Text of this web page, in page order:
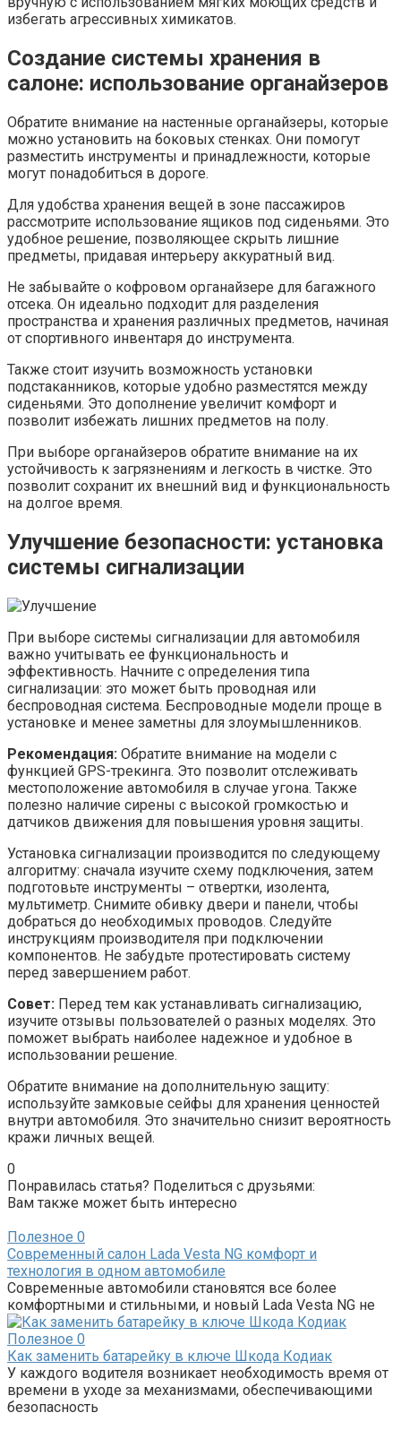
избегать агрессивных химикатов.
Создание системы хранения в
салоне: использование органайзеров
Обратите внимание на настенные органайзеры, которые
можно установить на боковых стенках. Они помогут
разместить инструменты и принадлежности, которые
могут понадобиться в дороге.
Для удобства хранения вещей в зоне пассажиров
рассмотрите использование ящиков под сиденьями. Это
удобное решение, позволяющее скрыть лишние
предметы, придавая интерьеру аккуратный вид.
Не забывайте о кофровом органайзере для багажного
отсека. Он идеально подходит для разделения
пространства и хранения различных предметов, начиная
от спортивного инвентаря до инструмента.
Также стоит изучить возможность установки
подстаканников, которые удобно разместятся между
сиденьями. Это дополнение увеличит комфорт и
позволит избежать лишних предметов на полу.
При выборе органайзеров обратите внимание на их
устойчивость к загрязнениям и легкость в чистке. Это
позволит сохранит их внешний вид и функциональность
на долгое время.
Улучшение безопасности: установка
системы сигнализации
При выборе системы сигнализации для автомобиля
важно учитывать ее функциональность и
эффективность. Начните с определения типа
сигнализации: это может быть проводная или
беспроводная система. Беспроводные модели проще в
установке и менее заметны для злоумышленников.
Рекомендация: Обратите внимание на модели с
функцией GPS-трекинга. Это позволит отслеживать
местоположение автомобиля в случае угона. Также
полезно наличие сирены с высокой громкостью и
датчиков движения для повышения уровня защиты.
Установка сигнализации производится по следующему
алгоритму: сначала изучите схему подключения, затем
подготовьте инструменты – отвертки, изолента,
мультиметр. Снимите обивку двери и панели, чтобы
добраться до необходимых проводов. Следуйте
инструкциям производителя при подключении
компонентов. Не забудьте протестировать систему
перед завершением работ.
Совет: Перед тем как устанавливать сигнализацию,
изучите отзывы пользователей о разных моделях. Это
поможет выбрать наиболее надежное и удобное в
использовании решение.
Обратите внимание на дополнительную защиту:
используйте замковые сейфы для хранения ценностей
внутри автомобиля. Это значительно снизит вероятность
кражи личных вещей.
0
Понравилась статья? Поделиться с друзьями:
Вам также может быть интересно
Полезное 0
Современный салон Lada Vesta NG комфорт и
технология в одном автомобиле
Современные автомобили становятся все более
комфортными и стильными, и новый Lada Vesta NG не
Полезное 0
Как заменить батарейку в ключе Шкода Кодиак
У каждого водителя возникает необходимость время от
времени в уходе за механизмами, обеспечивающими
безопасность